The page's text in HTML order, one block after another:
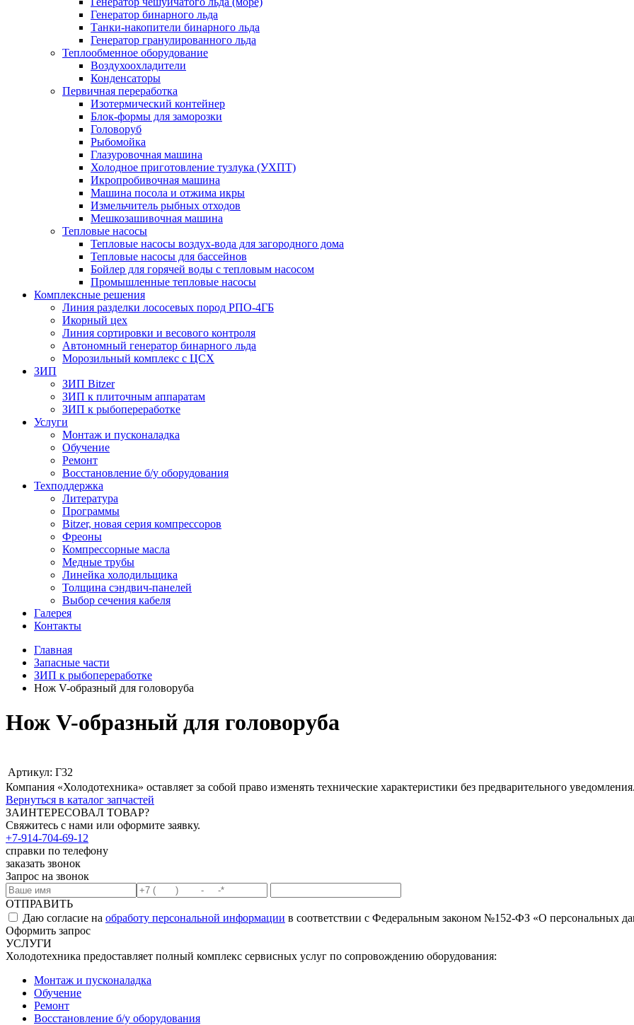
Генератор бинарного льда
Танки-накопители бинарного льда
Генератор гранулированного льда
Теплообменное оборудование
Воздухоохладители
Конденсаторы
Первичная переработка
Изотермический контейнер
Блок-формы для заморозки
Головоруб
Рыбомойка
Глазуровочная машина
Холодное приготовление тузлука (УХПТ)
Икропробивочная машина
Машина посола и отжима икры
Измельчитель рыбных отходов
Мешкозашивочная машина
Тепловые насосы
Тепловые насосы воздух-вода для загородного дома
Тепловые насосы для бассейнов
Бойлер для горячей воды с тепловым насосом
Промышленные тепловые насосы
Комплексные решения
Линия разделки лососевых пород РПО-4ГБ
Икорный цех
Линия сортировки и весового контроля
Автономный генератор бинарного льда
Морозильный комплекс с ЦСХ
ЗИП
ЗИП Bitzer
ЗИП к плиточным аппаратам
ЗИП к рыбопереработке
Услуги
Монтаж и пусконаладка
Обучение
Ремонт
Восстановление б/у оборудования
Техподдержка
Литература
Программы
Bitzer, новая серия компрессоров
Фреоны
Компрессорные масла
Медные трубы
Линейка холодильщика
Толщина сэндвич-панелей
Выбор сечения кабеля
Галерея
Контакты
Главная
Запасные части
ЗИП к рыбопереработке
Нож V-образный для головоруба
Нож V-образный для головоруба
Артикул: Г32
Компания «Холодотехника» оставляет за собой право изменять технические характеристики без предварительного уведомления.
Вернуться в каталог запчастей
ЗАИНТЕРЕСОВАЛ ТОВАР?
Свяжитесь с нами или оформите заявку.
+7-914-704-69-12
справки по телефону
заказать звонок
Запрос на звонок
ОТПРАВИТЬ
Даю согласие на обработу персональной информации в соответствии с Федеральным законом №152-ФЗ «О персональных
Оформить запрос
УСЛУГИ
Холодотехника предоставляет полный комплекс сервисных услуг по сопровождению оборудования:
Монтаж и пусконаладка
Обучение
Ремонт
Восстановление б/у оборудования